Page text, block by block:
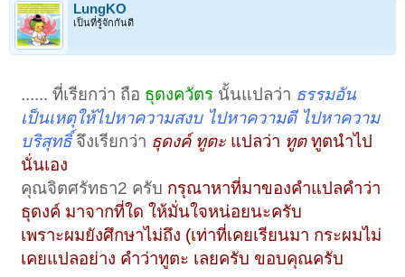
LungKO
เป็นที่รู้จักกันดี
...... ที่เรียกว่า ถือ ธุดงควัตร นั้นแปลว่า ธรรมอัน
เป็นเหตุให้ไปหาความสงบ ไปหาความดี ไปหาความ
บริสุทธิ์จึงเรียกว่า ธุดงค์ ทูตะแปลว่า ทูตทูตนำไป
นั่นเอง
คุณจิตศรัทธา2 ครับ กรุณาหาที่มาของคำแปลคำว่า
ธุดงค์ มาจากที่ใด ให้มั่นใจหน่อยนะครับ
เพราะผมยังศึกษาไม่ถึง (เท่าที่เคยเรียนมา กระผมไม่
เคยแปลอย่าง คำว่าทูตะ เลยครับ ขอบคุณครับ